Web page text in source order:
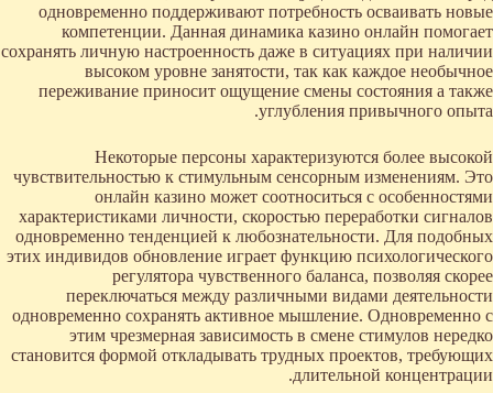
одновременно поддерживают потребность осваивать новые
компетенции. Данная динамика казино онлайн помогает
сохранять личную настроенность даже в ситуациях при наличии
высоком уровне занятости, так как каждое необычное
переживание приносит ощущение смены состояния а также
углубления привычного опыта.
Некоторые персоны характеризуются более высокой
чувствительностью к стимульным сенсорным изменениям. Это
онлайн казино может соотноситься с особенностями
характеристиками личности, скоростью переработки сигналов
одновременно тенденцией к любознательности. Для подобных
этих индивидов обновление играет функцию психологического
регулятора чувственного баланса, позволяя скорее
переключаться между различными видами деятельности
одновременно сохранять активное мышление. Одновременно с
этим чрезмерная зависимость в смене стимулов нередко
становится формой откладывать трудных проектов, требующих
длительной концентрации.